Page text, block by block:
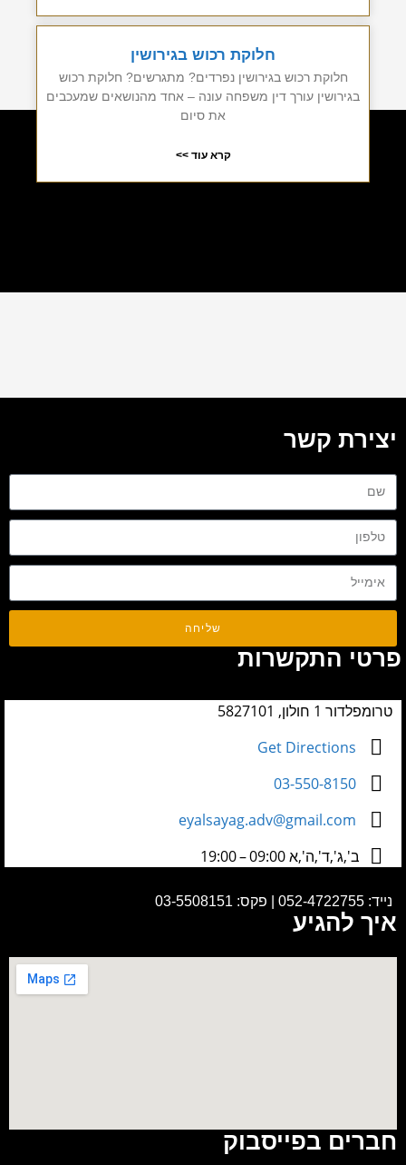
חלוקת רכוש בגירושין
חלוקת רכוש בגירושין נפרדים? מתגרשים? חלוקת רכוש
בגירושין עורך דין משפחה עונה – אחד מהנושאים שמעכבים
את סיום
קרא עוד >>
יצירת קשר
שליחה
פרטי התקשרות
טרומפלדור 1 חולון, 5827101
Get Directions
03-550-8150
eyalsayag.adv@gmail.com
ב',ג',ד',ה',א 09:00 – 19:00
נייד: 052-4722755 פקס: 03-5508151
איך להגיע
חברים בפייסבוק